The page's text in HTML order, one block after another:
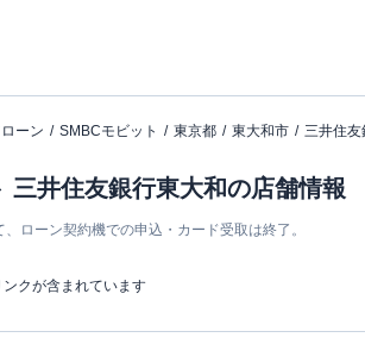
ーン SMBCモビット 東京都 東大和市 三井住友
三井住友銀行東大和の店舗情報
ローン契約機での申込・カード受取は終了。
クが含まれています